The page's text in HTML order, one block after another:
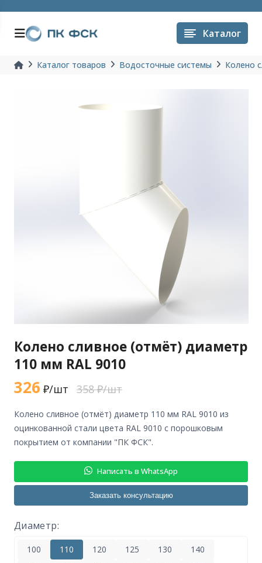
Каталог
Каталог товаров Водосточные системы Колено
Колено сливное (отмёт) диаметр
110 мм RAL 9010
326 ₽/шт 358 ₽/шт
колено сливное (отмёт) диаметр 110 мм RAL 9010 из
оцинкованной стали цвета RAL 9010 с порошковым
покрытием от компании "ПК ФСК".
Написать в WhatsApp
Заказать консультацию
Диаметр:
100 110 120 125 130
140